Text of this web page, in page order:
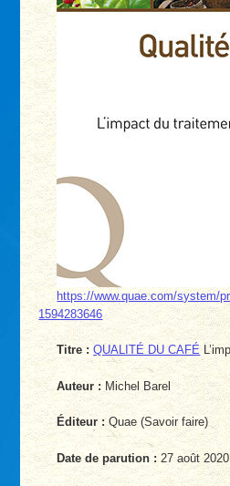
https://www.quae.com/system/
1594283646
Titre : QUALITÉ DU CAFÉ
Auteur : Michel Barel
Éditeur :Quae (Savoir faire)
Date de parution : 27 août 2020